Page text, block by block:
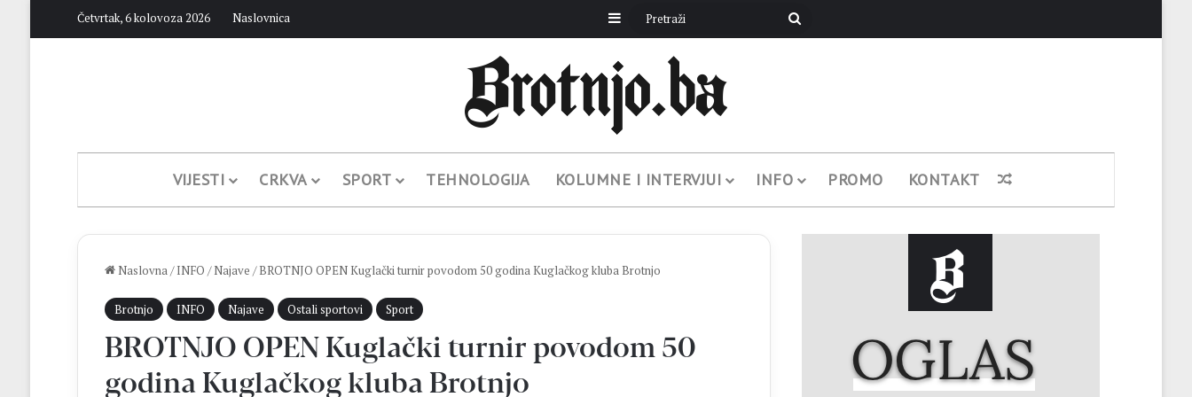
Četvrtak, 6 kolovoza 2026 Naslovnica Sidebar Pretraži
VIJESTI CRKVA SPORT TEHNOLOGIJA KOLUMNE I INTERVJUI INFO PROMO KONTAKT Nasumični članak
Naslovna/ INFO / Najave / BROTNJO OPEN Kuglački turnir povodom 50 godina Kuglačkog kluba Brotnjo
Brotnjo INFO Najave Ostali sportovi Sport
BROTNJO OPEN Kuglački turnir povodom 50
godina Kuglačkog kluba Brotnjo